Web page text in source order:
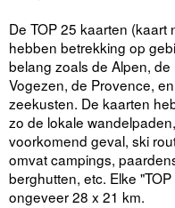
De TOP 25 kaarten (kaart
hebben betrekking op
belang zoals de Alpen,
Vogezen, de Provence,
zeekusten. De kaarten
zo de lokale
voorkomend geval, ski
omvat campings,
berghutten, etc. Elke
ongeveer 28 x 21 km.